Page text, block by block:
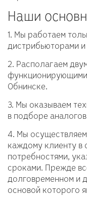
Наши
1. Мы работаем
дистрибьюторами
2. Располагаем
Обнинске.
3. Мы оказываем
в подборе
4. Мы
каждому клиенту в
потребностями,
сроками. Прежде
долговременном и
основой которого